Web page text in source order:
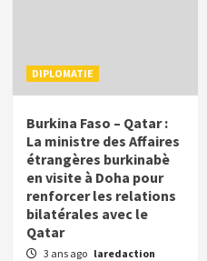
DIPLOMATIE
Burkina Faso – Qatar :
La ministre des Affaires
étrangères burkinabè
en visite à Doha pour
renforcer les relations
bilatérales avec le
Qatar
3 ans ago laredaction